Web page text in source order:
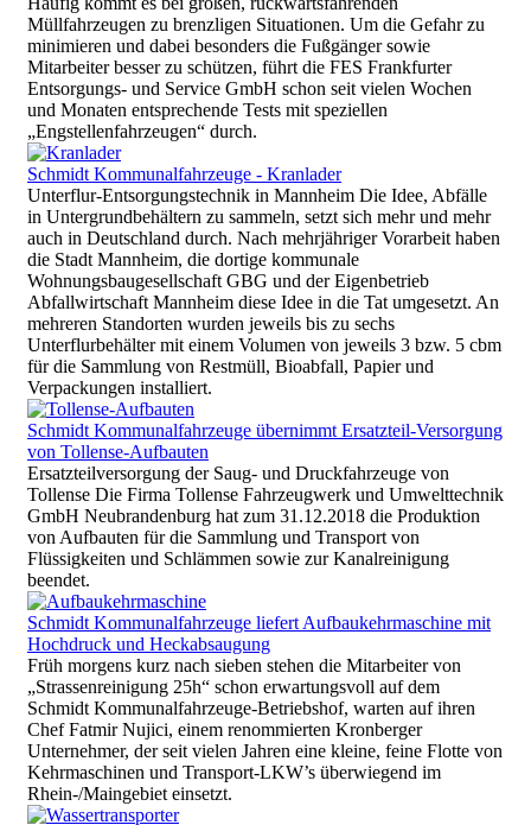
Müllfahrzeugen zu brenzligen Situationen. Um die Gefahr zu
minimieren und dabei besonders die Fußgänger sowie
Mitarbeiter besser zu schützen, führt die FES Frankfurter
Entsorgungs- und Service GmbH schon seit vielen Wochen
und Monaten entsprechende Tests mit speziellen
„Engstellenfahrzeugen“ durch.
Schmidt Kommunalfahrzeuge - Kranlader
Unterflur-Entsorgungstechnik in Mannheim Die Idee, Abfälle
in Untergrundbehältern zu sammeln, setzt sich mehr und mehr
auch in Deutschland durch. Nach mehrjähriger Vorarbeit haben
die Stadt Mannheim, die dortige kommunale
Wohnungsbaugesellschaft GBG und der Eigenbetrieb
Abfallwirtschaft Mannheim diese Idee in die Tat umgesetzt. An
mehreren Standorten wurden jeweils bis zu sechs
Unterflurbehälter mit einem Volumen von jeweils 3 bzw. 5 cbm
für die Sammlung von Restmüll, Bioabfall, Papier und
Verpackungen installiert.
Schmidt Kommunalfahrzeuge übernimmt Ersatzteil-Versorgung
von Tollense-Aufbauten
Ersatzteilversorgung der Saug- und Druckfahrzeuge von
Tollense Die Firma Tollense Fahrzeugwerk und Umwelttechnik
GmbH Neubrandenburg hat zum 31.12.2018 die Produktion
von Aufbauten für die Sammlung und Transport von
Flüssigkeiten und Schlämmen sowie zur Kanalreinigung
beendet.
Schmidt Kommunalfahrzeuge liefert Aufbaukehrmaschine mit
Hochdruck und Heckabsaugung
Früh morgens kurz nach sieben stehen die Mitarbeiter von
„Strassenreinigung 25h“ schon erwartungsvoll auf dem
Schmidt Kommunalfahrzeuge-Betriebshof, warten auf ihren
Chef Fatmir Nujici, einem renommierten Kronberger
Unternehmer, der seit vielen Jahren eine kleine, feine Flotte von
Kehrmaschinen und Transport-LKW’s überwiegend im
Rhein-/Maingebiet einsetzt.